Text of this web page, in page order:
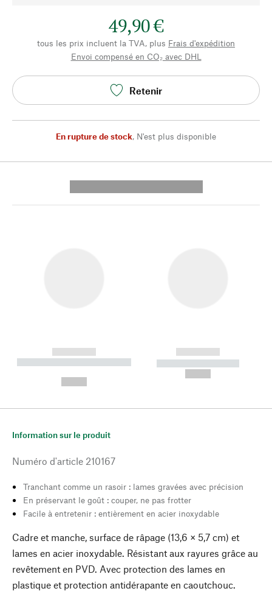
49,90 €
tous les prix incluent la TVA, plus Frais d'expédition
Envoi compensé en CO₂ avec DHL
Retenir
En rupture de stock, N'est plus disponible
------------
----------- ----------- --------
------------
----------- -----------
Information sur le produit
Numéro d'article 210167
Tranchant comme un rasoir : lames gravées avec précision
En préservant le goût : couper, ne pas frotter
Facile à entretenir : entièrement en acier inoxydable
Cadre et manche, surface de râpage (13,6 × 5,7 cm) et
lames en acier inoxydable. Résistant aux rayures grâce au
revêtement en PVD. Avec protection des lames en
plastique et protection antidérapante en caoutchouc.